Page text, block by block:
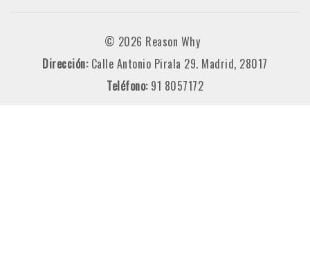
© 2026 Reason Why
Dirección: Calle Antonio Pirala 29. Madrid, 28017
Teléfono: 91 8057172